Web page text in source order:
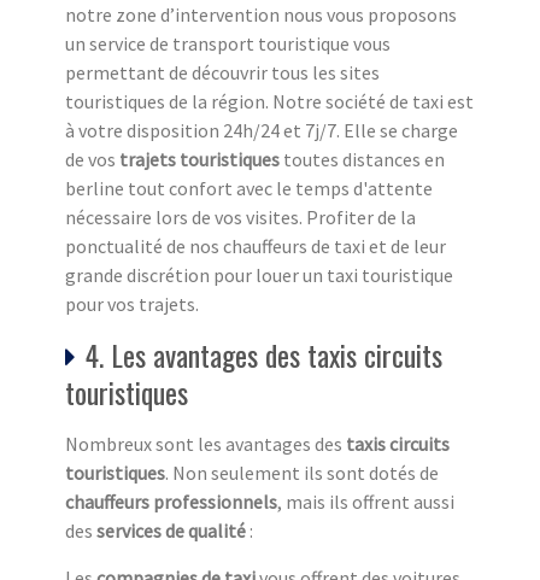
notre zone d’intervention nous vous proposons
un service de transport touristique vous
permettant de découvrir tous les sites
touristiques de la région. Notre société de taxi est
à votre disposition 24h/24 et 7j/7. Elle se charge
de vos trajets touristiques toutes distances en
berline tout confort avec le temps d'attente
nécessaire lors de vos visites. Profiter de la
ponctualité de nos chauffeurs de taxi et de leur
grande discrétion pour louer un taxi touristique
pour vos trajets.
4. Les avantages des taxis circuits
touristiques
Nombreux sont les avantages des taxis circuits
touristiques. Non seulement ils sont dotés de
chauffeurs professionnels, mais ils offrent aussi
des services de qualité :